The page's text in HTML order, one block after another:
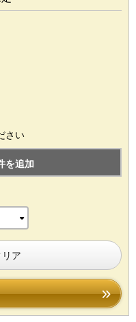
さい
を追加
ア